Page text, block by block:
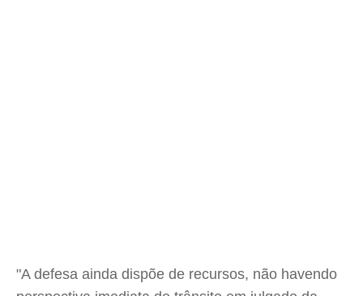
"A defesa ainda dispõe de recursos, não havendo